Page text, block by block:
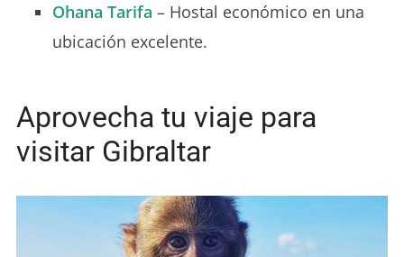
Ohana Tarifa – Hostal económico en una
ubicación excelente.
Aprovecha tu viaje para
visitar Gibraltar